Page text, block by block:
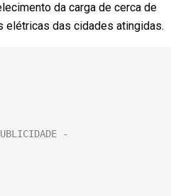
da carga de cerca de
elétricas das cidades atingidas.